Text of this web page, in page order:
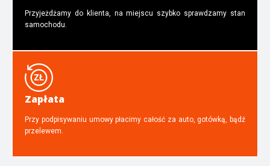
Przyjeżdżamy do klienta, na miejscu szybko sprawdzamy stan
samochodu.
Zapłata
Przy podpisywaniu umowy płacimy całość za auto, gotówką, bądź
przelewem.